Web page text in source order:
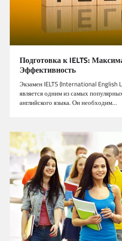
Подготовка к IELTS:
Эффективность
Экзамен IELTS (International English
является одним из самых
английского языка. Он необходим…